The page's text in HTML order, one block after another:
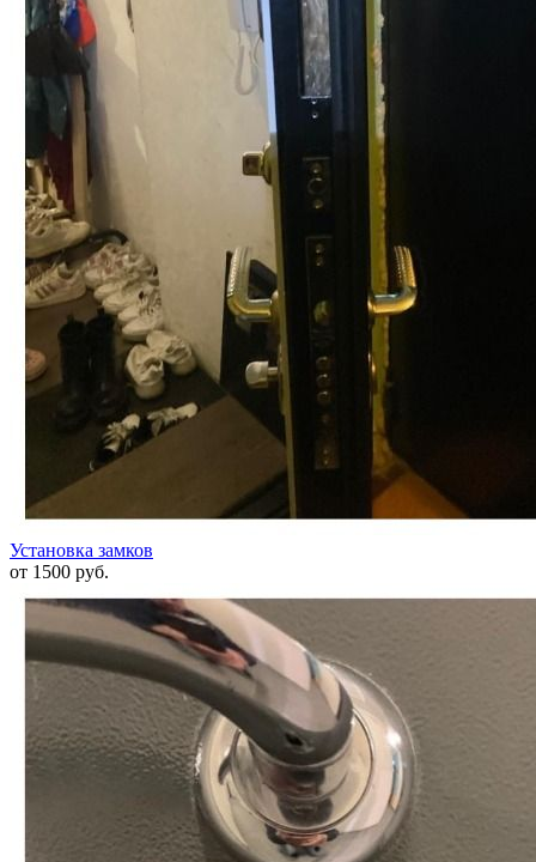
Установка замков
от 1500 руб.